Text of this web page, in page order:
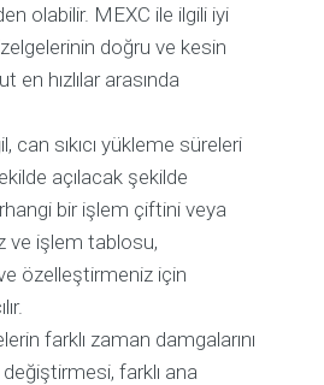
olabilir. MEXC ile ilgili iyi
doğru ve kesin
en hızlılar arasında
can sıkıcı yükleme süreleri
açılacak şekilde
bir işlem çiftini veya
ve işlem tablosu,
özelleştirmeniz için
farklı zaman damgalarını
farklı ana